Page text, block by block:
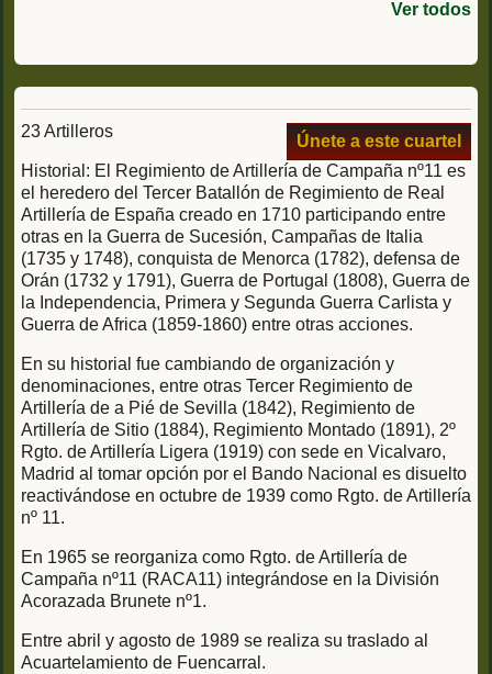
Iñigo Aragones
Fermín Flores
Dominguez
Horacio de blas garcia
reemplazo 26 mayo 1988
martin de porres calleja
lópez voluntario 4/ 1980
Angel García Sacristán
oct/79
Francisco rengel baena
Ver todos
23 Artilleros
Únete a este cuartel
Historial: El Regimiento de Artillería de Campaña nº11 es
el heredero del Tercer Batallón de Regimiento de Real
Artillería de España creado en 1710 participando entre
otras en la Guerra de Sucesión, Campañas de Italia
(1735 y 1748), conquista de Menorca (1782), defensa de
Orán (1732 y 1791), Guerra de Portugal (1808), Guerra de
la Independencia, Primera y Segunda Guerra Carlista y
Guerra de Africa (1859-1860) entre otras acciones.
En su historial fue cambiando de organización y
denominaciones, entre otras Tercer Regimiento de
Artillería de a Pié de Sevilla (1842), Regimiento de
Artillería de Sitio (1884), Regimiento Montado (1891), 2º
Rgto. de Artillería Ligera (1919) con sede en Vicalvaro,
Madrid al tomar opción por el Bando Nacional es disuelto
reactivándose en octubre de 1939 como Rgto. de Artillería
nº 11.
En 1965 se reorganiza como Rgto. de Artillería de
Campaña nº11 (RACA11) integrándose en la División
Acorazada Brunete nº1.
Entre abril y agosto de 1989 se realiza su traslado al
Acuartelamiento de Fuencarral.